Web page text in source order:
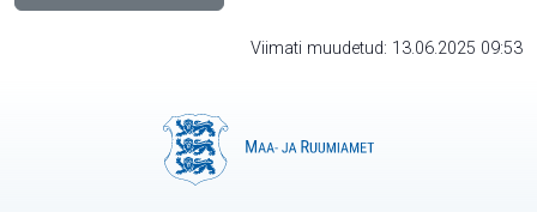
Viimati muudetud: 13.06.2025 09:53